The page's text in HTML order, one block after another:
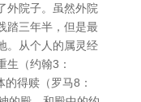
外院子。虽然外院
踏三年半，但是最
。从个人的属灵经
生（约翰3：
得赎（罗马8：